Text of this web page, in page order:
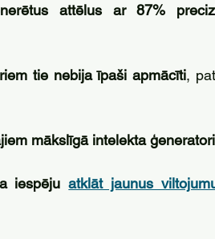
attēlus ar 87%
tie nebija īpaši apmācīti,
mākslīgā intelekta
iespēju atklāt jaunus